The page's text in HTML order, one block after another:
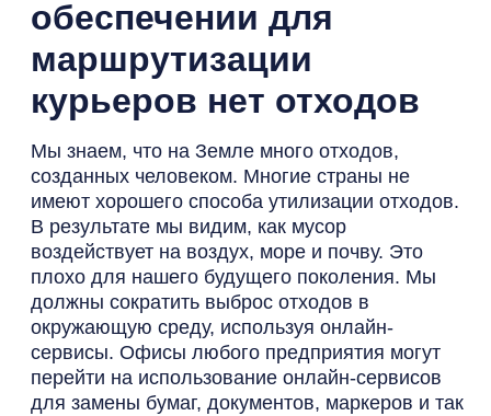
обеспечении для
маршрутизации
курьеров нет отходов
Мы знаем, что на Земле много отходов,
созданных человеком. Многие страны не
имеют хорошего способа утилизации отходов.
В результате мы видим, как мусор
воздействует на воздух, море и почву. Это
плохо для нашего будущего поколения. Мы
должны сократить выброс отходов в
окружающую среду, используя онлайн-
сервисы. Офисы любого предприятия могут
перейти на использование онлайн-сервисов
для замены бумаг, документов, маркеров и так